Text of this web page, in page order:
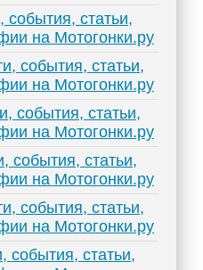
события, статьи,
на Мотогонки.ру
события, статьи,
на Мотогонки.ру
события, статьи,
на Мотогонки.ру
события, статьи,
на Мотогонки.ру
события, статьи,
на Мотогонки.ру
события, статьи,